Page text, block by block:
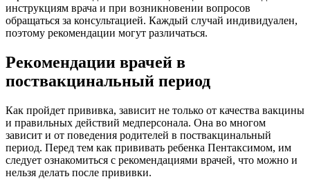
инструкциям врача и при возникновении вопросов
обращаться за консультацией. Каждый случай индивидуален,
поэтому рекомендации могут различаться.
Рекомендации врачей в
поствакцинальный период
Как пройдет прививка, зависит не только от качества вакцины
и правильных действий медперсонала. Она во многом
зависит и от поведения родителей в поствакцинальный
период. Перед тем как прививать ребенка Пентаксимом, им
следует ознакомиться с рекомендациями врачей, что можно и
нельзя делать после прививки.